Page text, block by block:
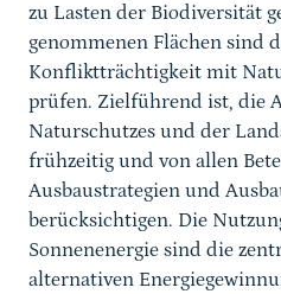
zu Lasten der Biodiversität
genommenen Flächen sind
Konfliktträchtigkeit mit
prüfen. Zielführend ist, die
Naturschutzes und der
frühzeitig und von allen
Ausbaustrategien und
berücksichtigen. Die
Sonnenenergie sind die
alternativen